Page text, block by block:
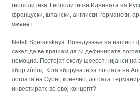
геополитика. Геополитички Иднината на
француски, шпански, англиски, германски,
оженет.
Netell Speranskaya: Воведување на нашиот
сакал да ве прашам да ги дефинирате
номоциа. Постојат околу шеесет нијанси на
збор λόόος. Кога зборувате за логоата на
логоата на Cybel, конечно, логоата
инвестирате во овој концепт?